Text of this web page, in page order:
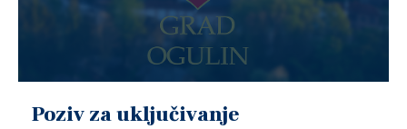
Poziv za uključivanje